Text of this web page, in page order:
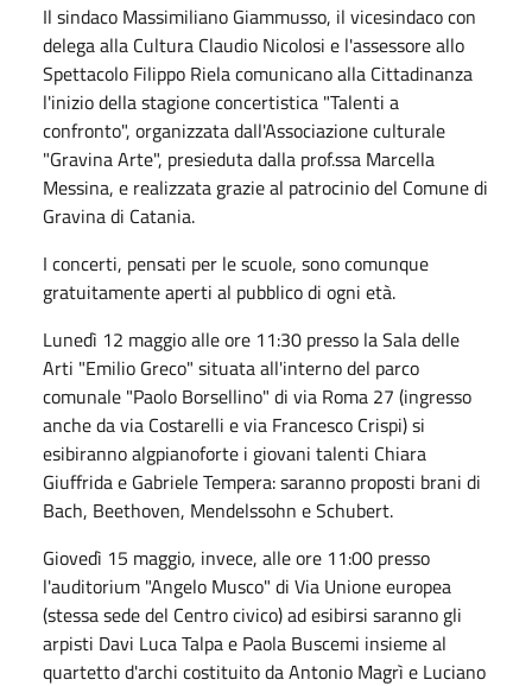
Il sindaco Massimiliano Giammusso, il vicesindaco con
delega alla Cultura Claudio Nicolosi e l'assessore allo
Spettacolo Filippo Riela comunicano alla Cittadinanza
l'inizio della stagione concertistica "Talenti a
confronto", organizzata dall'Associazione culturale
"Gravina Arte", presieduta dalla prof.ssa Marcella
Messina, e realizzata grazie al patrocinio del Comune di
Gravina di Catania.
I concerti, pensati per le scuole, sono comunque
gratuitamente aperti al pubblico di ogni età.
Lunedì 12 maggio alle ore 11:30 presso la Sala delle
Arti "Emilio Greco" situata all'interno del parco
comunale "Paolo Borsellino" di via Roma 27 (ingresso
anche da via Costarelli e via Francesco Crispi) si
esibiranno algpianoforte i giovani talenti Chiara
Giuffrida e Gabriele Tempera: saranno proposti brani di
Bach, Beethoven, Mendelssohn e Schubert.
Giovedì 15 maggio, invece, alle ore 11:00 presso
l'auditorium "Angelo Musco" di Via Unione europea
(stessa sede del Centro civico) ad esibirsi saranno gli
arpisti Davi Luca Talpa e Paola Buscemi insieme al
quartetto d'archi costituito da Antonio Magrì e Luciano